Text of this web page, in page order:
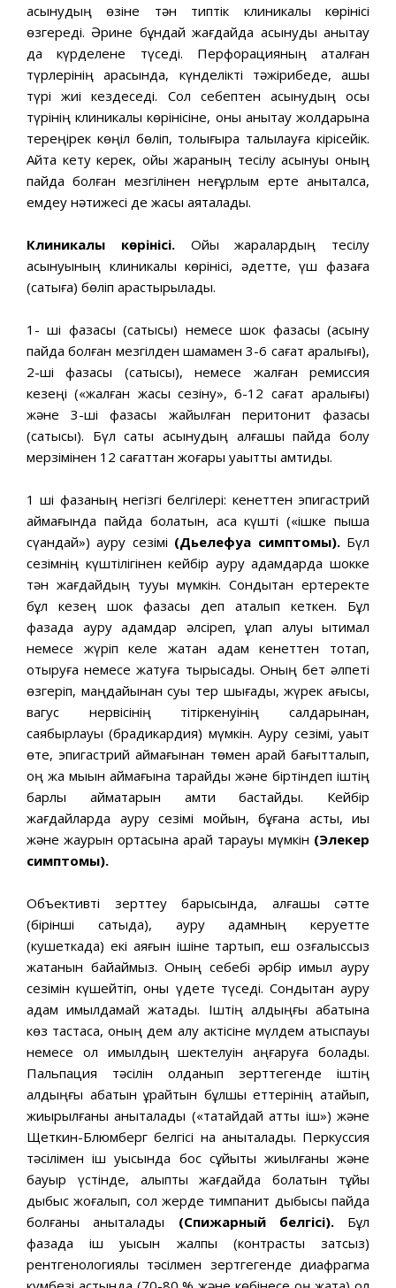
асқынудың өзіне тән типтік клиникалық көрінісі
өзгереді. Әрине бұндай жағдайда асқынуды анықтау
да күрделене түседі. Перфорацияның аталған
түрлерінің арасында, күнделікті тәжірибеде, ашық
түрі жиі кездеседі. Сол себептен асқынудың осы
түрінің клиникалық көрінісіне, оны анықтау жолдарына
тереңірек көңіл бөліп, толығырақ талқылауға кірісейік.
Айта кету керек, ойық жараның тесілу асқынуы оның
пайда болған мезгілінен неғұрлым ерте анықталса,
емдеу нәтижесі де жақсы аяқталады.
Клиникалық көрінісі.Ойық жаралардың тесілу
асқынуының клиникалық көрінісі, әдетте, үш фазаға
(сатыға) бөліп қарастырылады.
1- ші фазасы (сатысы) немесе шок фазасы (асқыну
пайда болған мезгілден шамамен 3-6 сағат аралығы),
2-ші фазасы (сатысы), немесе жалған ремиссия
кезеңі («жалған жақсы сезіну», 6-12 сағат аралығы)
және 3-ші фазасы жайылған перитонит фазасы
(сатысы). Бүл саты асқынудың алғашқы пайда болу
мерзімінен 12 сағаттан жоғары уақытты қамтиды.
1 ші фазаның негізгі белгілері: кенеттен эпигастрий
аймағында пайда болатын, аса күшті («ішке пышақ
сүққандай») ауру сезімі (Дьелефуа симптомы).Бүл
сезімнің күштілігінен кейбір ауру адамдарда шокке
тән жағдайдың тууы мүмкін. Сондықтан ертеректе
бұл кезең шок фазасы деп аталып кеткен. Бұл
фазада ауру адамдар әлсіреп, құлап қалуы ықтимал
немесе жүріп келе жатқан адам кенеттен тоқтап,
отыруға немесе жатуға тырысады. Оның бет әлпеті
өзгеріп, маңдайынан суық тер шығады, жүрек қағысы,
вагус нервісінің тітіркенуінің салдарынан,
саябырлауы (брадикардия) мүмкін. Ауру сезімі, уақыт
өте, эпигастрий аймағынан төмен қарай бағытталып,
оң жақ мықын аймағына тарайды және біртіндеп іштің
барлық аймақтарын қамти бастайды. Кейбір
жағдайларда ауру сезімі мойын, бұғана асты, иық
және жаурын ортасына қарай тарқауы мүмкін (Элекер
симптомы).
Объективті зерттеу барысында, алғашқы сәтте
(бірінші сатыда), ауру адамның керуетте
(кушеткада) екі аяғын ішіне тартып, еш қозғалыссыз
жатқанын байқаймыз. Оның себебі әрбір қимыл ауру
сезімін күшейтіп, оны үдете түседі. Сондықтан ауру
адам қимылдамай жатады. Іштің алдыңғы қабатына
көз тастасақ, оның дем алу актісіне мүлдем қатыспауы
немесе ол қимылдың шектелуін аңғаруға болады.
Пальпация тәсілін қолданып зерттегенде іштің
алдыңғы қабатын құрайтын бұлшық еттерінің қатайып,
жиырылғаны анықталады («тақтайдай қатты іш») және
Щеткин-Блюмберг белгісі нақ анықталады. Пер­куссия
тәсілімен іш қуысында бос сұйықтық жиылғаны және
бауыр үстінде, қалыпты жағдайда болатын тұйық
дыбыс жоғалып, сол жерде тимпанит дыбысы пайда
болғаны анықталады (Спижарный белгісі).Бұл
фазада іш қуысын жалпы (контрасты затсыз)
рентгенологиялық тәсілмен зертгегенде диафрагма